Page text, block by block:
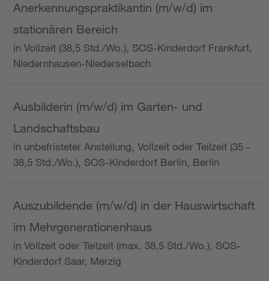
Anerkennungspraktikantin (m/w/d) im
stationären Bereich
in Vollzeit (38,5 Std./Wo.), SOS-Kinderdorf Frankfurt,
Niedernhausen-Niederselbach
Ausbilderin (m/w/d) im Garten- und
Landschaftsbau
in unbefristeter Anstellung, Vollzeit oder Teilzeit (35 -
38,5 Std./Wo.), SOS-Kinderdorf Berlin, Berlin
Auszubildende (m/w/d) in der Hauswirtschaft
im Mehrgenerationenhaus
in Vollzeit oder Teilzeit (max. 38,5 Std./Wo.), SOS-
Kinderdorf Saar, Merzig